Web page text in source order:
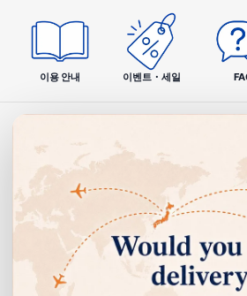
구운 초콜릿만의 고소한 바삭함과 입안
절묘합니다.
여름에도 상온 OK
더운 계절의 휴대나 아웃도어 나들이 장
며 맛있게 드실 수 있습니다.
우유에 대한 집착
이용 안내 이벤트・세일
주문·이용 안내
쇼핑 안내
고객센터